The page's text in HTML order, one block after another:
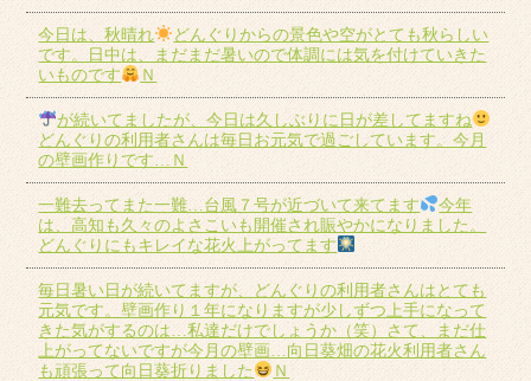
今日は、秋晴れ
どんぐりからの景色や空がとても秋らしい
です。日中は、まだまだ暑いので体調には気を付けていきた
いものです
Ｎ
が続いてましたが、今日は久しぶりに日が差してますね
どんぐりの利用者さんは毎日お元気で過ごしています。今月
の壁画作りです…Ｎ
一難去ってまた一難…台風７号が近づいて来てます
今年
は、高知も久々のよさこいも開催され賑やかになりました。
どんぐりにもキレイな花火上がってます
毎日暑い日が続いてますが、どんぐりの利用者さんはとても
元気です。壁画作り１年になりますが少しずつ上手になって
きた気がするのは…私達だけでしょうか（笑）さて、まだ仕
上がってないですが今月の壁画…向日葵畑の花火利用者さん
も頑張って向日葵折りました
Ｎ